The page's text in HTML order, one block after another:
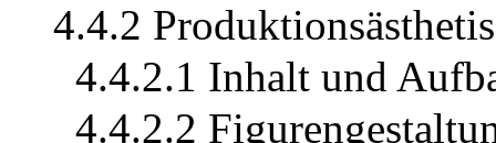
4.4.2
4.4.2.1 Inhalt und
4.4.2.2